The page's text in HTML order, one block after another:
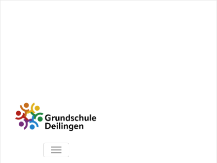
TOGGLE
NAVIGATION